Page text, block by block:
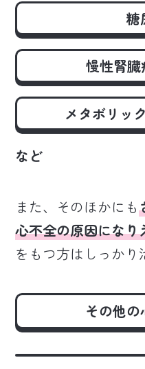
糖
慢性腎臓
メタボリッ
など
また、そのほかにも
心不全の原因になり
をもつ方はしっかり
その他